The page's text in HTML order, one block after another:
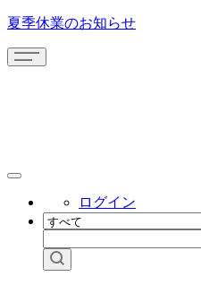
夏季休業のお知らせ
ログイン